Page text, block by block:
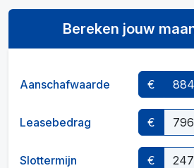
Bereken jouw
Aanschafwaarde €
Leasebedrag €
Slottermijn €